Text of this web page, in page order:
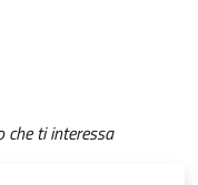
che ti interessa